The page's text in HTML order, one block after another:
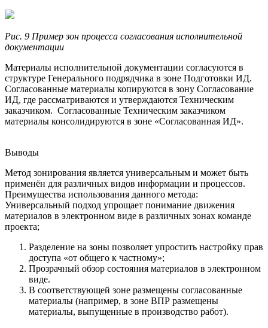
Рис. 9 Пример зон процесса согласования исполнительной
документации
Материалы исполнительной документации согласуются в
структуре Генерального подрядчика в зоне Подготовки ИД.
Согласованные материалы копируются в зону Согласование
ИД, где рассматриваются и утверждаются Техническим
заказчиком. Согласованные Техническим заказчиком
материалы консолидируются в зоне «Согласованная ИД».
Выводы
Метод зонирования является универсальным и может быть
применён для различных видов информации и процессов.
Преимущества использования данного метода:
Универсальный подход упрощает понимание движения
материалов в электронном виде в различных зонах команде
проекта;
Разделение на зоны позволяет упростить настройку прав
доступа «от общего к частному»;
Прозрачный обзор состояния материалов в электронном
виде.
В соответствующей зоне размещены согласованные
материалы (например, в зоне ВПР размещены
материалы, выпущенные в производство работ).